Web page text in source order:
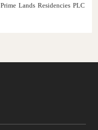
Prime Lands Residencies PLC